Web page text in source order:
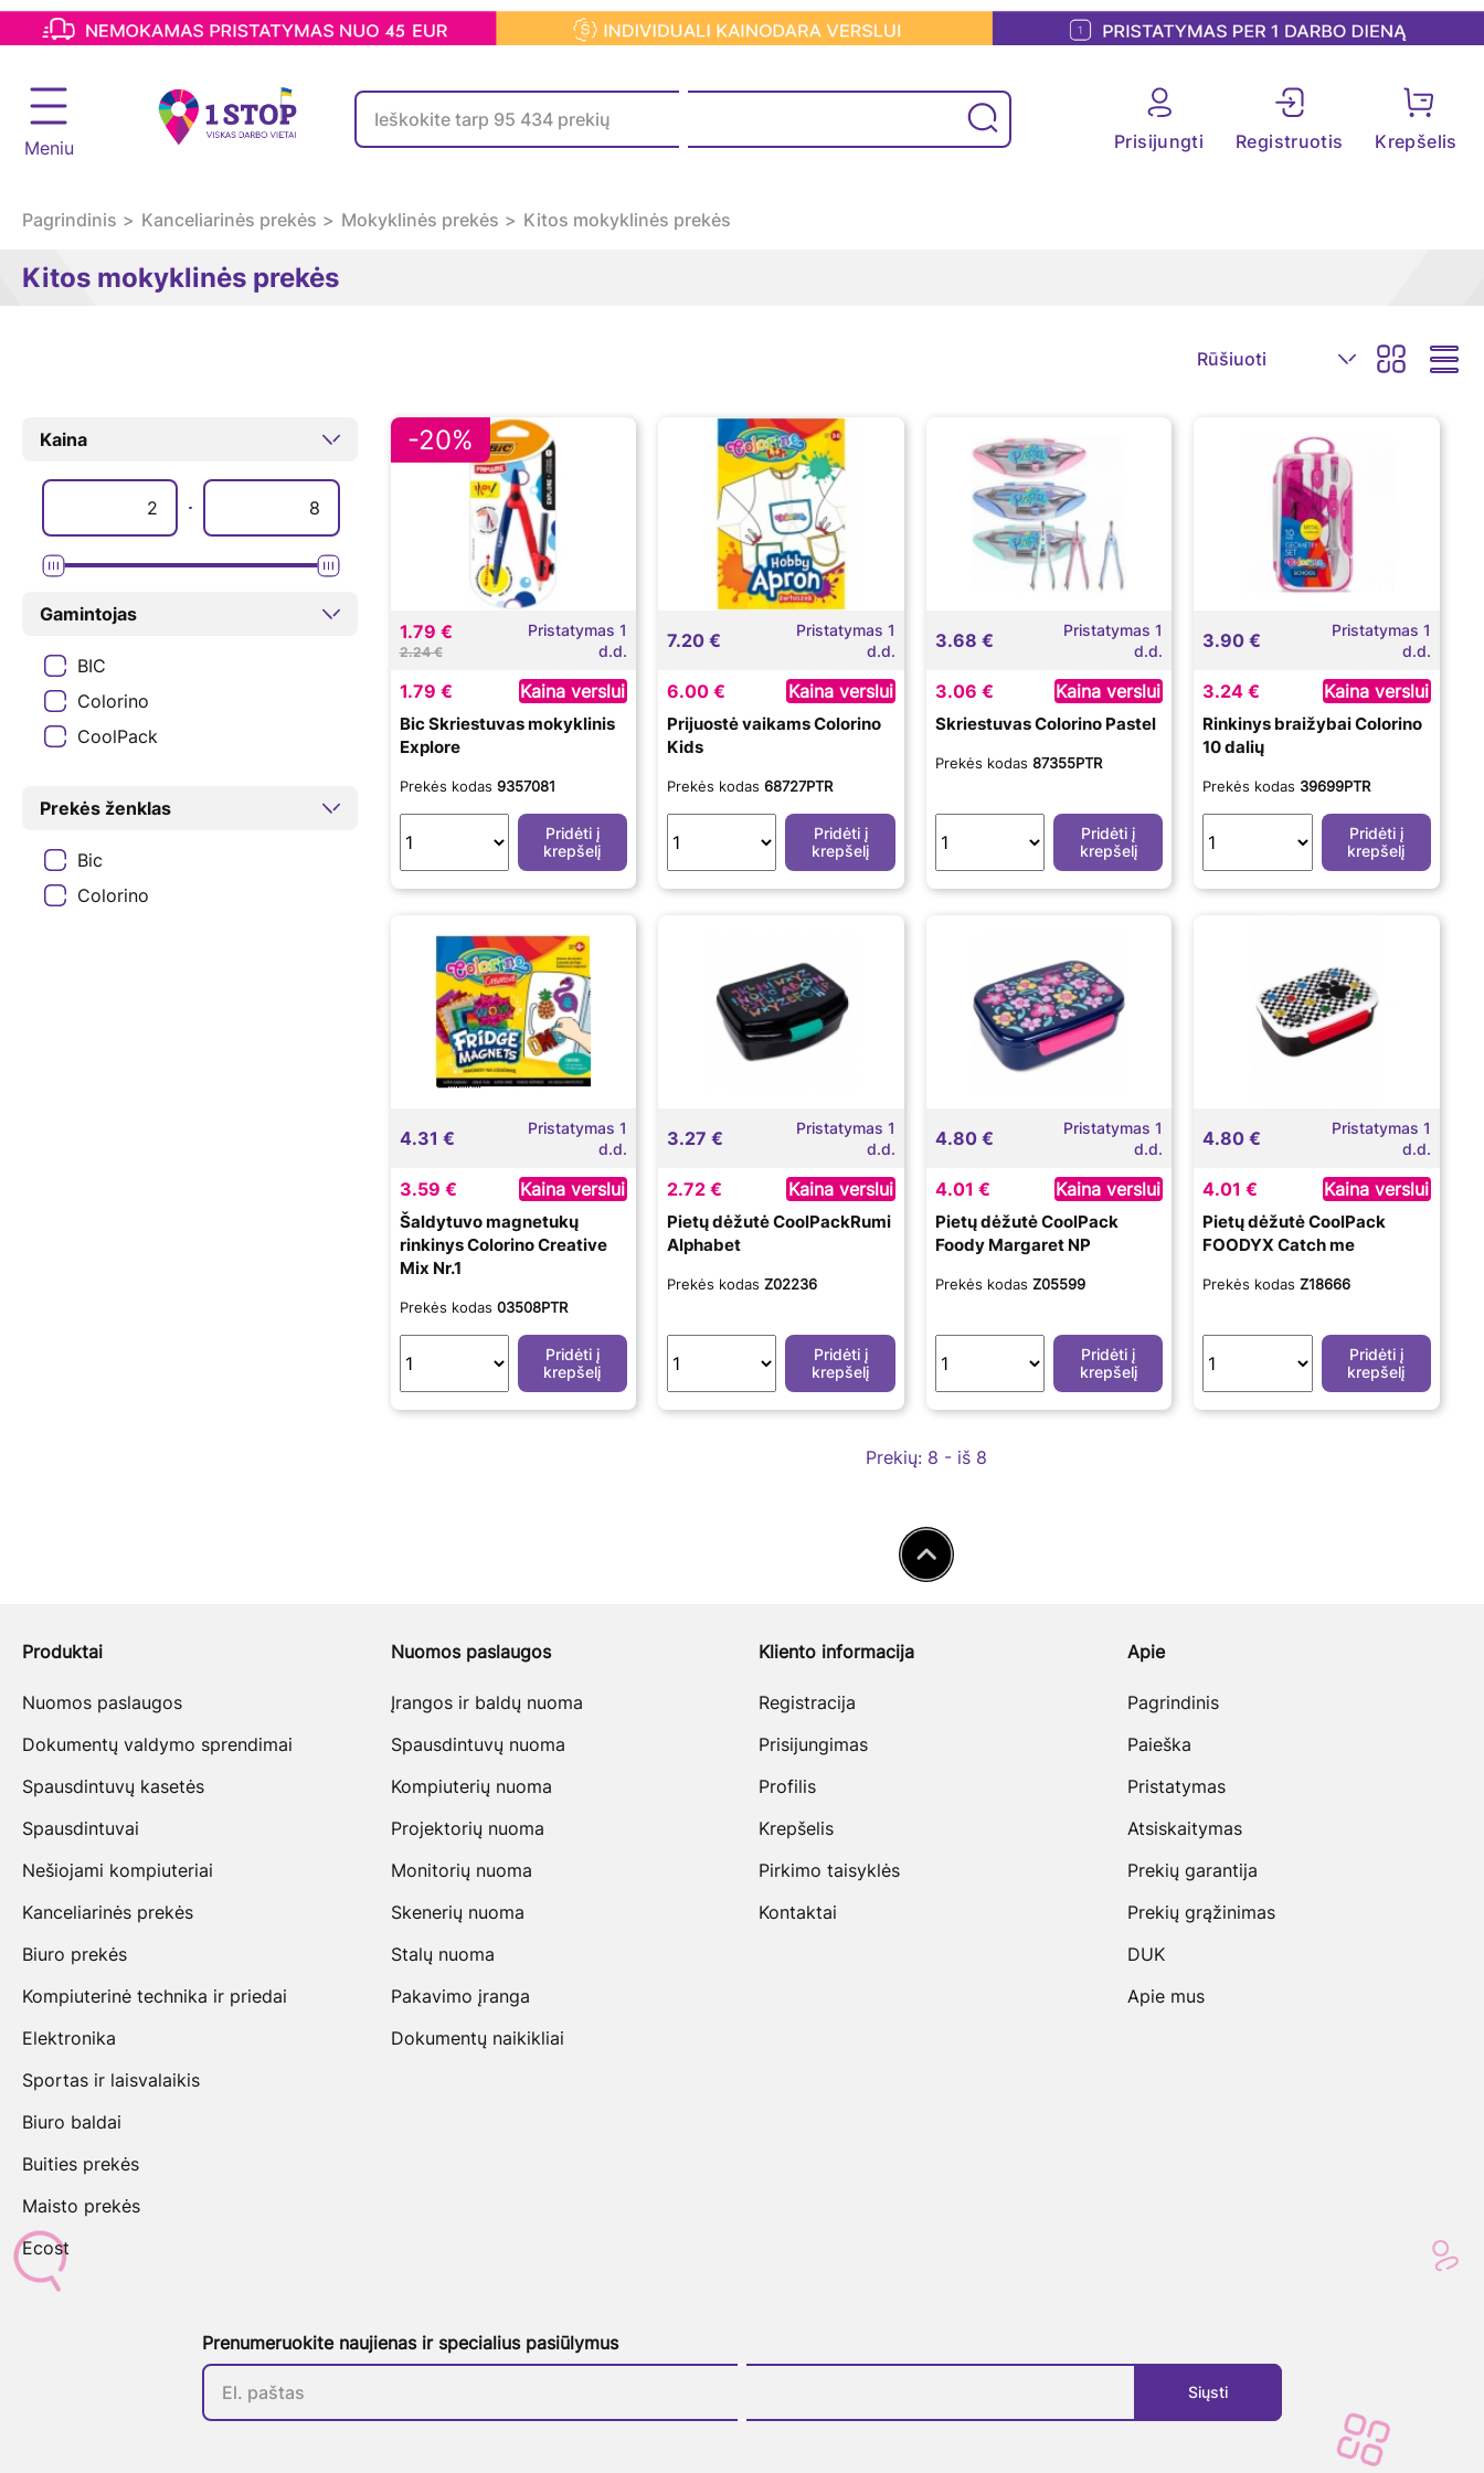
Meniu Prisijungti Registruotis Krepšelis
Pagrindinis Kanceliarinės prekės Mokyklinės prekės Kitos mokyklinės prekės
Kitos mokyklinės prekės
Kaina
Gamintojas
BIC
Colorino
CoolPack
Prekės ženklas
Bic
Colorino
-20%
1.79 €
2.24 €
Pristatymas 1
d.d.
1.79 € Kaina verslui
Bic Skriestuvas mokyklinis
Explore
Prekės kodas 9357081
Pridėti į
krepšelį
7.20 €
Pristatymas 1
d.d.
6.00 € Kaina verslui
Prijuostė vaikams Colorino
Kids
Prekės kodas68727PTR
Pridėti į
krepšelį
3.68 €
Pristatymas 1
d.d.
3.06 € Kaina verslui
Skriestuvas Colorino Pastel
Prekės kodas 87355PTR
Pridėti į
krepšelį
3.90 €
Pristatymas 1
d.d.
3.24 € Kaina verslui
Rinkinys braižybai Colorino
10 dalių
Prekės kodas 39699PTR
Pridėti į
krepšelį
4.31 €
Pristatymas 1
d.d.
3.59 € Kaina verslui
Šaldytuvo magnetukų
rinkinys Colorino Creative
Mix Nr.1
Prekės kodas 03508PTR
Pridėti į
krepšelį
3.27 €
Pristatymas 1
d.d.
2.72 € Kaina verslui
Pietų dėžutė CoolPackRumi
Alphabet
Prekės kodasZ02236
Pridėti į
krepšelį
4.80 €
Pristatymas 1
d.d.
4.01 € Kaina verslui
Pietų dėžutė CoolPack
Foody Margaret NP
Prekės kodas Z05599
Pridėti į
krepšelį
4.80 €
Pristatymas 1
d.d.
4.01 € Kaina verslui
Pietų dėžutė CoolPack
FOODYX Catch me
Prekės kodasZ18666
Pridėti į
krepšelį
Prekių: 8 - iš 8
Produktai
Nuomos paslaugos
Dokumentų valdymo sprendimai
Spausdintuvų kasetės
Spausdintuvai
Nešiojami kompiuteriai
Kanceliarinės prekės
Biuro prekės
Kompiuterinė technika ir priedai
Elektronika
Sportas ir laisvalaikis
Biuro baldai
Buities prekės
Maisto prekės
Ecost
Nuomos paslaugos
Įrangos ir baldų nuoma
Spausdintuvų nuoma
Kompiuterių nuoma
Projektorių nuoma
Monitorių nuoma
Skenerių nuoma
Stalų nuoma
Pakavimo įranga
Dokumentų naikikliai
Kliento informacija
Registracija
Prisijungimas
Profilis
Krepšelis
Pirkimo taisyklės
Kontaktai
Apie
Pagrindinis
Paieška
Pristatymas
Atsiskaitymas
Prekių garantija
Prekių grąžinimas
DUK
Apie mus
Prenumeruokite naujienas ir specialius pasiūlymus
Siųsti